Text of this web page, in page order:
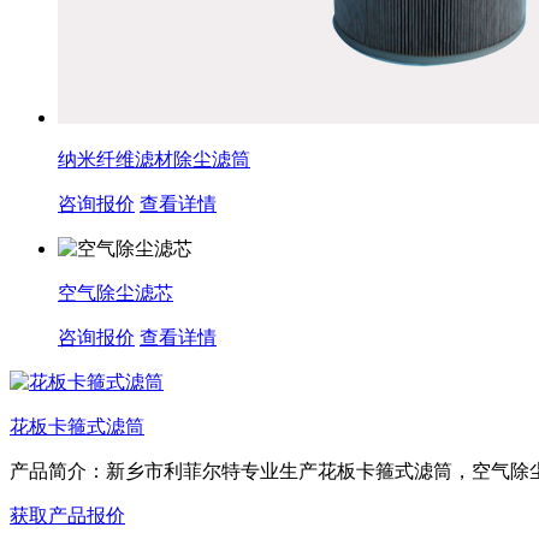
纳米纤维滤材除尘滤筒
咨询报价 查看详情
空气除尘滤芯
咨询报价 查看详情
花板卡箍式滤筒
产品简介：新乡市利菲尔特专业生产花板卡箍式滤筒，空气除
获取产品报价